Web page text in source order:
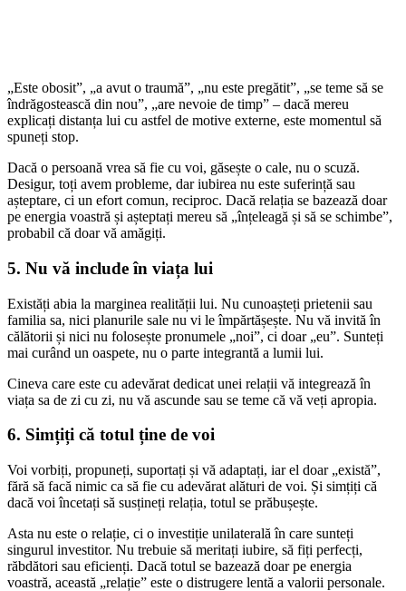
„Este obosit”, „a avut o traumă”, „nu este pregătit”, „se teme să se
îndrăgostească din nou”, „are nevoie de timp” – dacă mereu
explicați distanța lui cu astfel de motive externe, este momentul să
spuneți stop.
Dacă o persoană vrea să fie cu voi, găsește o cale, nu o scuză.
Desigur, toți avem probleme, dar iubirea nu este suferință sau
așteptare, ci un efort comun, reciproc. Dacă relația se bazează doar
pe energia voastră și așteptați mereu să „înțeleagă și să se schimbe”,
probabil că doar vă amăgiți.
5. Nu vă include în viața lui
Existăți abia la marginea realității lui. Nu cunoașteți prietenii sau
familia sa, nici planurile sale nu vi le împărtășește. Nu vă invită în
călătorii și nici nu folosește pronumele „noi”, ci doar „eu”. Sunteți
mai curând un oaspete, nu o parte integrantă a lumii lui.
Cineva care este cu adevărat dedicat unei relații vă integrează în
viața sa de zi cu zi, nu vă ascunde sau se teme că vă veți apropia.
6. Simțiți că totul ține de voi
Voi vorbiți, propuneți, suportați și vă adaptați, iar el doar „există”,
fără să facă nimic ca să fie cu adevărat alături de voi. Și simțiți că
dacă voi încetați să susțineți relația, totul se prăbușește.
Asta nu este o relație, ci o investiție unilaterală în care sunteți
singurul investitor. Nu trebuie să meritați iubire, să fiți perfecți,
răbdători sau eficienți. Dacă totul se bazează doar pe energia
voastră, această „relație” este o distrugere lentă a valorii personale.